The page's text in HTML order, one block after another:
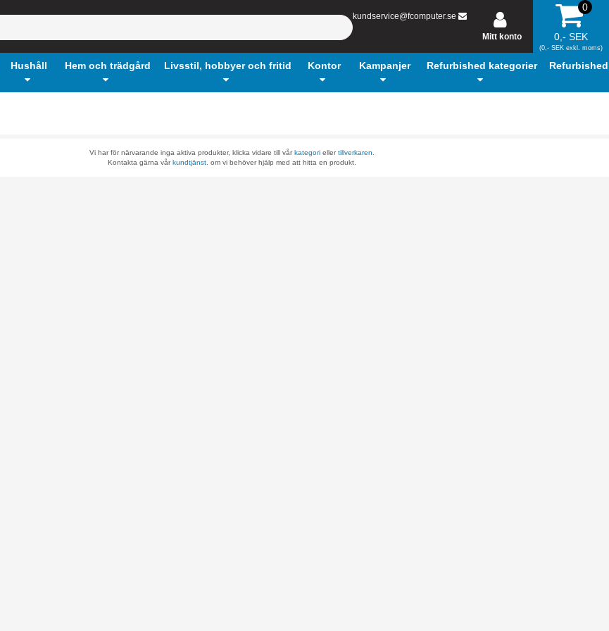
kundservice@fcomputer.se
Mitt konto
0
0,- SEK
(0,- SEK exkl. moms)
Hushåll Hem och trädgård Livsstil, hobbyer och fritid Kontor Kampanjer Refurbished kategorier Refurbished
Vi har för närvarande inga aktiva produkter, klicka vidare till vårkategori ellertillverkaren.
Kontakta gärna vårkundtjänst. om vi behöver hjälp med att hitta en produkt.